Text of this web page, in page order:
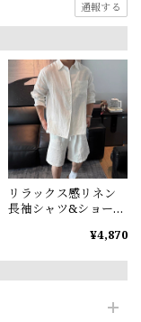
通報する
リラックス感リネン
長袖シャツ&ショート
¥4,870